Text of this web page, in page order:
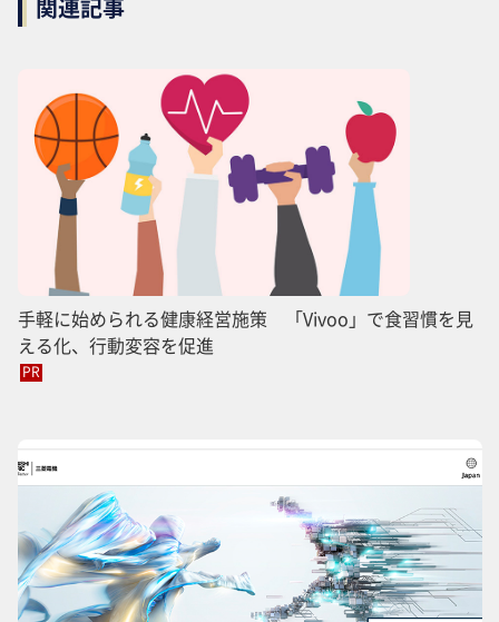
関連記事
手軽に始められる健康経営施策 「Vivoo」で食習慣を見
える化、行動変容を促進
PR